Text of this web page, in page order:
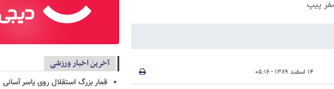
۱۴ اسفند ۱۳۸۹ - ۰۵:۱۶
آخرین اخبار ورزشی
قمار بزرگ استقلال روی یاسر آسانی